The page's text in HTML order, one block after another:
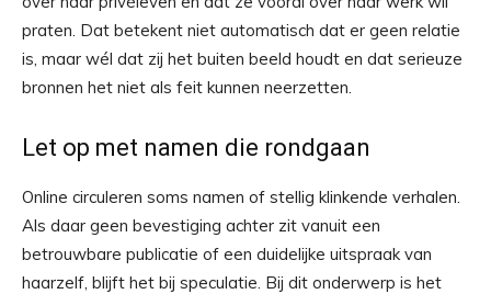
praten. Dat betekent niet automatisch dat er geen relatie
is, maar wél dat zij het buiten beeld houdt en dat serieuze
bronnen het niet als feit kunnen neerzetten.
Let op met namen die rondgaan
Online circuleren soms namen of stellig klinkende verhalen.
Als daar geen bevestiging achter zit vanuit een
betrouwbare publicatie of een duidelijke uitspraak van
haarzelf, blijft het bij speculatie. Bij dit onderwerp is het